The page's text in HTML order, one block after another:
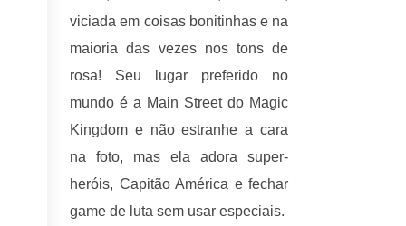
viciada em coisas bonitinhas e na
maioria das vezes nos tons de
rosa! Seu lugar preferido no
mundo é a Main Street do Magic
Kingdom e não estranhe a cara
na foto, mas ela adora super-
heróis, Capitão América e fechar
game de luta sem usar especiais.